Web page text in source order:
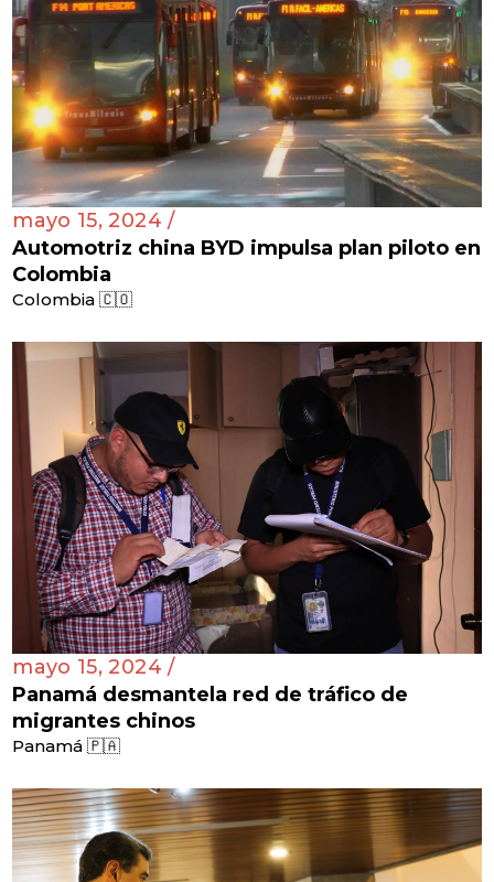
mayo 15, 2024 /
Automotriz china BYD impulsa plan piloto en
Colombia
Colombia 🇨🇴
mayo 15, 2024 /
Panamá desmantela red de tráfico de
migrantes chinos
Panamá 🇵🇦